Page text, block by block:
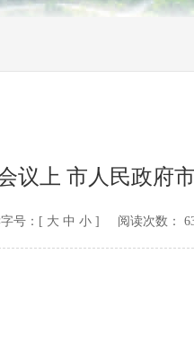
议上 市人民政府
号：[ 大 中 小 ] 阅读次数：